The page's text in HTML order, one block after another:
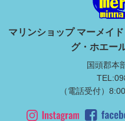
マリンショップ マーメイ
グ・ホエー
国頭郡本
（電話受付）